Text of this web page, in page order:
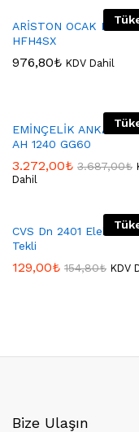
ARİSTON OCAK
HFH4SX
976,80₺ KDV Dahil
EMİNÇELİK ANKASTRE
AH 1240 GG60
3.272,00₺ 3.687,00₺
Dahil
CVS Dn 2401 Elektrikli
Tekli
129,00₺ 154,80₺ KDV
Bize Ulaşın